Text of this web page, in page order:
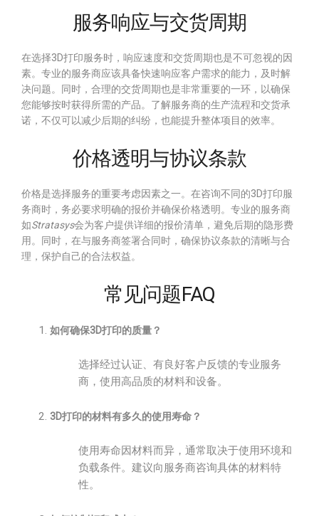
服务响应与交货周期
在选择3D打印服务时，响应速度和交货周期也是不可忽视的因
素。专业的服务商应该具备快速响应客户需求的能力，及时解
决问题。同时，合理的交货周期也是非常重要的一环，以确保
您能够按时获得所需的产品。了解服务商的生产流程和交货承
诺，不仅可以减少后期的纠纷，也能提升整体项目的效率。
价格透明与协议条款
价格是选择服务的重要考虑因素之一。在咨询不同的3D打印服
务商时，务必要求明确的报价并确保价格透明。专业的服务商
如Stratasys会为客户提供详细的报价清单，避免后期的隐形费
用。同时，在与服务商签署合同时，确保协议条款的清晰与合
理，保护自己的合法权益。
常见问题FAQ
如何确保3D打印的质量？
选择经过认证、有良好客户反馈的专业服务
商，使用高品质的材料和设备。
3D打印的材料有多久的使用寿命？
使用寿命因材料而异，通常取决于使用环境和
负载条件。建议向服务商咨询具体的材料特
性。